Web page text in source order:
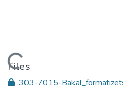
Loading...
Files
303-7015-